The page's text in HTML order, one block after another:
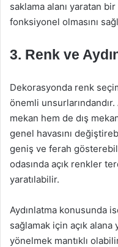
saklama alanı yaratan
fonksiyonel olmasını
3. Renk ve
Dekorasyonda renk
önemli
mekan hem de dış
genel havasını
geniş ve ferah
odasında açık renkler
yaratılabilir.
Aydınlatma konusunda
sağlamak için açık
yönelmek mantıklı